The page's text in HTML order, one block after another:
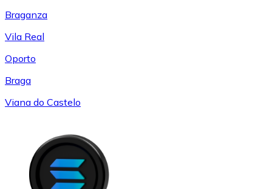
Braganza
Vila Real
Oporto
Braga
Viana do Castelo